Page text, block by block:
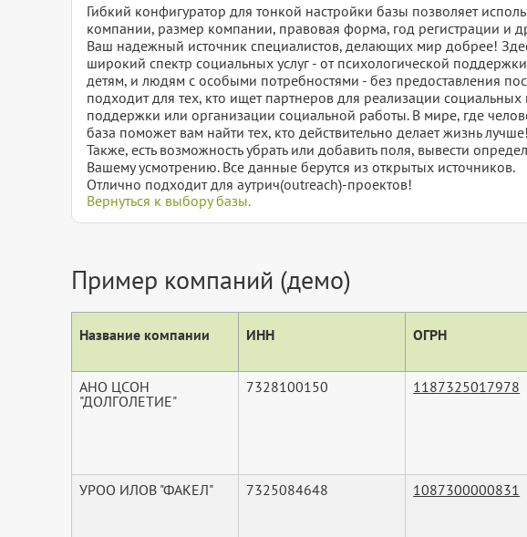
Гибкий конфигуратор для тонкой настройки базы позволяет
компании, размер компании, правовая форма, год регистрации и
Ваш надежный источник специалистов, делающих мир добрее!
широкий спектр социальных услуг - от психологической
детям, и людям с особыми потребностями - без предоставления
подходит для тех, кто ищет партнеров для реализации
поддержки или организации социальной работы. В мире, где
база поможет вам найти тех, кто действительно делает жизнь лучше!
Также, есть возможность убрать или добавить поля, вывести
Вашему усмотрению. Все данные берутся из открытых источников.
Отлично подходит для аутрич(outreach)-проектов!
Вернуться к выбору базы.
Пример компаний (демо)
Название компании ИНН ОГРН
АНО ЦСОН
"ДОЛГОЛЕТИЕ"
7328100150 1187325017978
УРОО ИЛОВ "ФАКЕЛ" 7325084648 1087300000831